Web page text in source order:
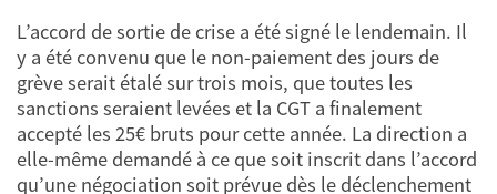
L’accord de sortie de crise a été signé le lendemain. Il
y a été convenu que le non-paiement des jours de
grève serait étalé sur trois mois, que toutes les
sanctions seraient levées et la CGT a finalement
accepté les 25€ bruts pour cette année. La direction a
elle-même demandé à ce que soit inscrit dans l’accord
qu’une négociation soit prévue dès le déclenchement